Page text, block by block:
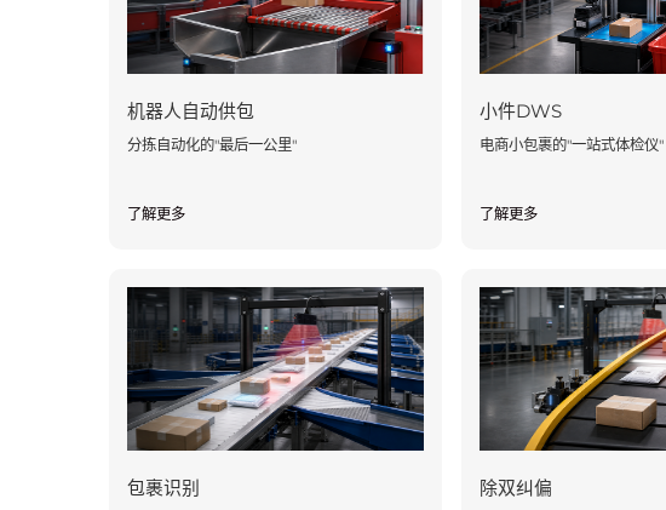
机器人自动供包
分拣自动化的"最后一公里"
了解更多
小件DWS
电商小包裹的"一站式体检仪"
了解更多
包裹识别 除双纠偏